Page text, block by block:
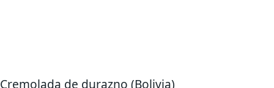
Cremolada de durazno (Bolivia)